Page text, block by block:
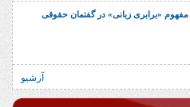
«برابری زبانی» در گفتمان حقوقی
آرشیو